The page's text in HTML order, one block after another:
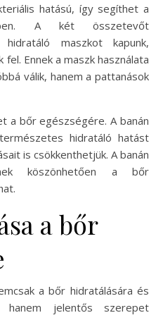
hatású, így segíthet a
A két összetevőt
maszkot kapunk,
Ennek a maszk használata
válik, hanem a pattanások
a bőr egészségére. A banán
hidratáló hatást
is csökkenthetjük. A banán
köszönhetően a bőr
a bőr
a bőr hidratálására és
hanem jelentős szerepet